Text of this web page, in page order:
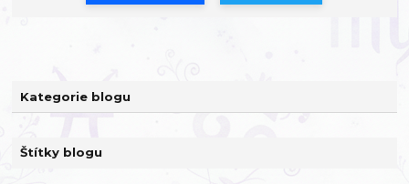
Kategorie blogu
Štítky blogu